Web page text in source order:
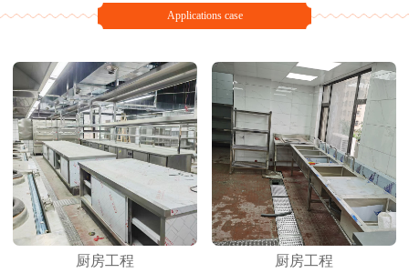
Applications case
厨房工程
厨房工程